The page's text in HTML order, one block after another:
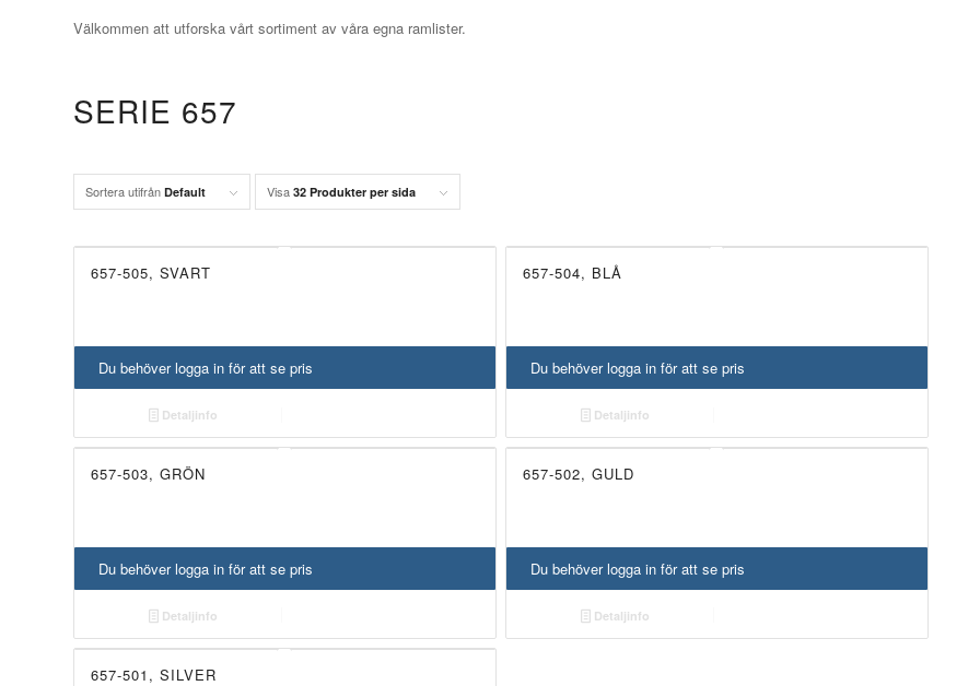
Välkommen att utforska vårt sortiment av våra egna ramlister.
SERIE 657
Sortera utifrån Default Visa 32 Produkter per sida
657-505, SVART
Du behöver logga in för att se pris
Detaljinfo
657-504, BLÅ
Du behöver logga in för att se pris
Detaljinfo
657-503, GRÖN
Du behöver logga in för att se pris
Detaljinfo
657-502, GULD
Du behöver logga in för att se pris
Detaljinfo
657-501, SILVER